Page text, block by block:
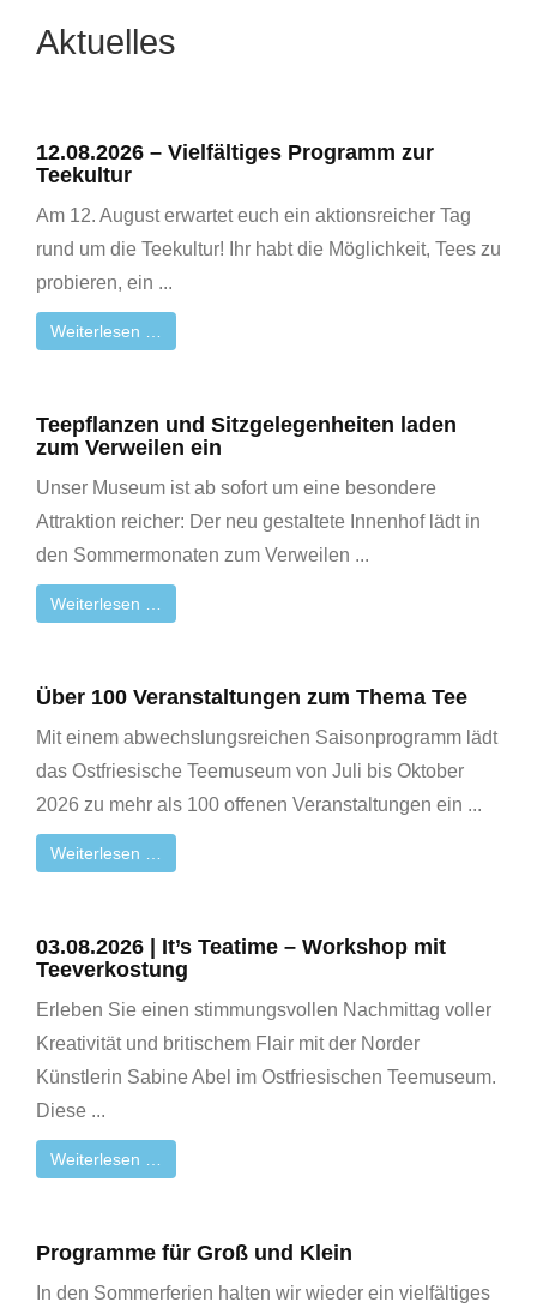
Service
Aktuelles
12.08.2026 – Vielfältiges Programm zur
Teekultur
Am 12. August erwartet euch ein aktionsreicher Tag
rund um die Teekultur! Ihr habt die Möglichkeit, Tees zu
probieren, ein ...
Weiterlesen …
Teepflanzen und Sitzgelegenheiten laden
zum Verweilen ein
Unser Museum ist ab sofort um eine besondere
Attraktion reicher: Der neu gestaltete Innenhof lädt in
den Sommermonaten zum Verweilen ...
Weiterlesen …
Über 100 Veranstaltungen zum Thema Tee
Mit einem abwechslungsreichen Saisonprogramm lädt
das Ostfriesische Teemuseum von Juli bis Oktober
2026 zu mehr als 100 offenen Veranstaltungen ein ...
Weiterlesen …
03.08.2026 | It’s Teatime – Workshop mit
Teeverkostung
Erleben Sie einen stimmungsvollen Nachmittag voller
Kreativität und britischem Flair mit der Norder
Künstlerin Sabine Abel im Ostfriesischen Teemuseum.
Diese ...
Weiterlesen …
Programme für Groß und Klein
In den Sommerferien halten wir wieder ein vielfältiges